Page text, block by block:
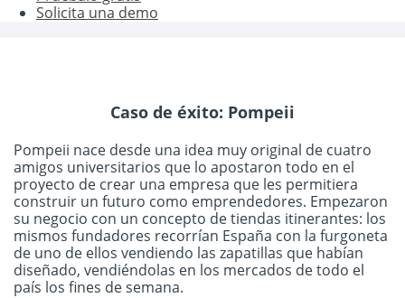
Solicita una demo
Caso de éxito: Pompeii
Pompeii nace desde una idea muy original de cuatro
amigos universitarios que lo apostaron todo en el
proyecto de crear una empresa que les permitiera
construir un futuro como emprendedores. Empezaron
su negocio con un concepto de tiendas itinerantes: los
mismos fundadores recorrían España con la furgoneta
de uno de ellos vendiendo las zapatillas que habían
diseñado, vendiéndolas en los mercados de todo el
país los fines de semana.